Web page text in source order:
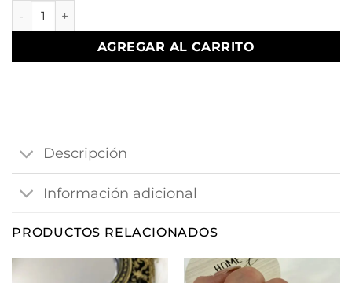
aros mariposas F cantidad
AGREGAR AL CARRITO
Descripción
Información adicional
PRODUCTOS RELACIONADOS